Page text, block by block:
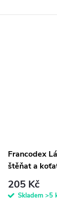
Francodex
štěňat a
205 Kč
Skladem >5